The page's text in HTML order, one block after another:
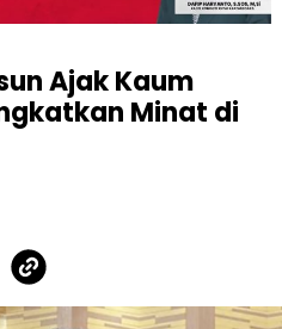
Ajak Kaum
Minat di